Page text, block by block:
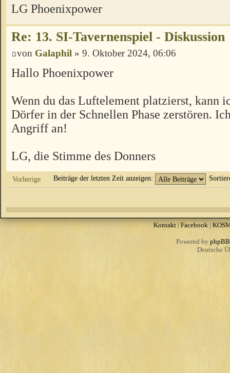
LG Phoenixpower
Re: 13. SI-Tavernenspiel - Diskussion
von Galaphil » 9. Oktober 2024, 06:06
Hallo Phoenixpower
Wenn du das Luftelement platzierst, kann
Dörfer in der Schnellen Phase zerstören.
Angriff an!
LG, die Stimme des Donners
Vorherige Beiträge der letzten Zeit anzeigen:
Kontakt|Facebook|
Powered by phpBB
Deutsche